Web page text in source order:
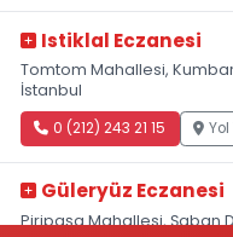
Istiklal Eczanesi
Tomtom Mahallesi,
İstanbul
0 (212) 243 21 15
Güleryüz Eczanesi
Piripaşa Mahallesi, Şaban